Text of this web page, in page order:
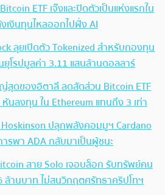
ETF เจ๊งและปิดตัวเป็นแห่งแรกใน
เงินทุนไหลออกไปฝั่ง AI
ลุยเปิดตัว Tokenized สำหรับกองทุน
ยุโรปมูลค่า 3.11 แสนล้านดอลลาร์
สุดของอิตาลี ลดสัดส่วน Bitcoin ETF
นลงทุน ใน Ethereum แทนถึง 3 เท่า
Hoskinson ปลุกพลังคอมมูฯ Cardano
รพา ADA กลับมาเป็นผู้ชนะ
สาย Solo เจอบล็อก รับทรัพย์คน
ล้านบาท ไม่สนวิกฤตศรัทธาคริปโทฯ